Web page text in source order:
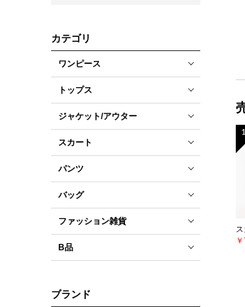
カテゴリ
ワンピース
トップス
ジャケット/アウター
スカート
パンツ
バッグ
ファッション雑貨
B品
ブランド
1
ス